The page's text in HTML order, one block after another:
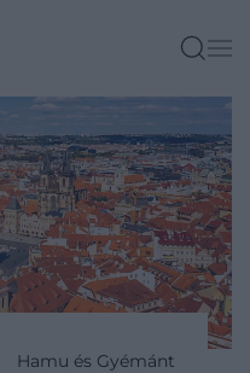
Hamu és Gyémánt